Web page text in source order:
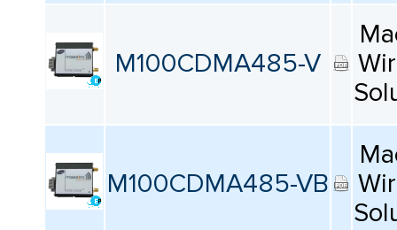
M100CDMA485-V
M100CDMA485-VB